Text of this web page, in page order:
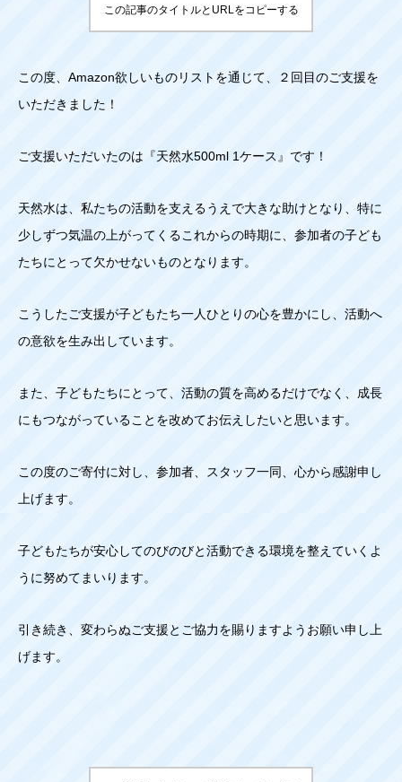
この記事のタイトルとURLをコピーする
この度、Amazon欲しいものリストを通じて、２回目のご支援を
いただきました！
ご支援いただいたのは『天然水500ml 1ケース』です！
天然水は、私たちの活動を支えるうえで大きな助けとなり、特に
少しずつ気温の上がってくるこれからの時期に、参加者の子ども
たちにとって欠かせないものとなります。
こうしたご支援が子どもたち一人ひとりの心を豊かにし、活動へ
の意欲を生み出しています。
また、子どもたちにとって、活動の質を高めるだけでなく、成長
にもつながっていることを改めてお伝えしたいと思います。
この度のご寄付に対し、参加者、スタッフ一同、心から感謝申し
上げます。
子どもたちが安心してのびのびと活動できる環境を整えていくよ
うに努めてまいります。
引き続き、変わらぬご支援とご協力を賜りますようお願い申し上
げます。